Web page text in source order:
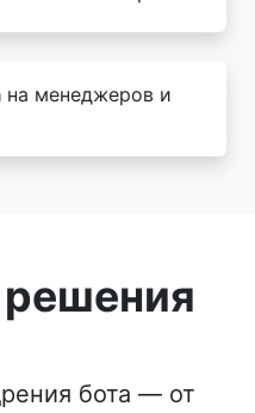
на менеджеров и
бота — от